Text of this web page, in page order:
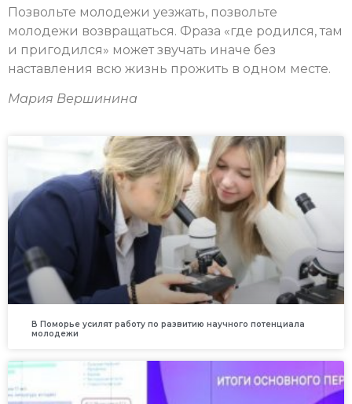
Позвольте молодежи уезжать, позвольте
молодежи возвращаться. Фраза «где родился, там
и пригодился» может звучать иначе без
наставления всю жизнь прожить в одном месте.
Мария Вершинина
В Поморье усилят работу по развитию научного потенциала
молодежи